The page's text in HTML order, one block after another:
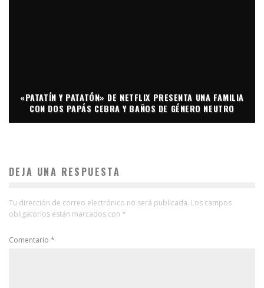
«PATATÍN Y PATATÓN» DE NETFLIX PRESENTA UNA FAMILIA
CON DOS PAPÁS CEBRA Y BAÑOS DE GÉNERO NEUTRO
DEJA UNA RESPUESTA
Tu dirección de correo electrónico no será publicada. Los campos
obligatorios están marcados con *
Comentario *